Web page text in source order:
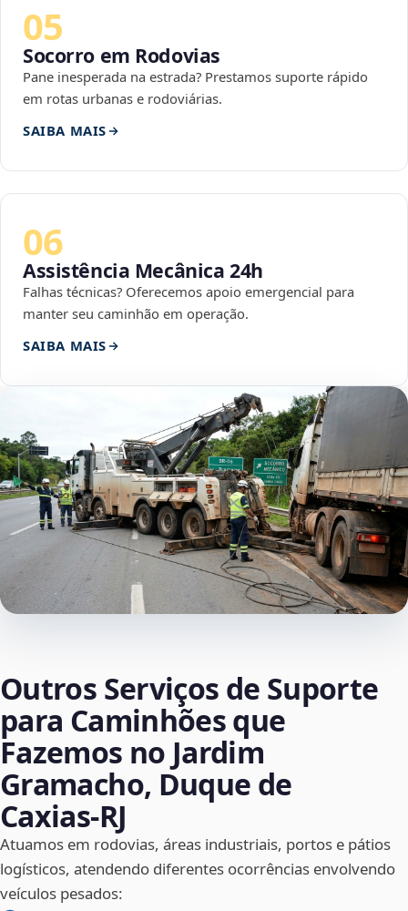
05
Socorro em Rodovias
Pane inesperada na estrada? Prestamos suporte rápido
em rotas urbanas e rodoviárias.
SAIBA MAIS
06
Assistência Mecânica 24h
Falhas técnicas? Oferecemos apoio emergencial para
manter seu caminhão em operação.
SAIBA MAIS
Outros Serviços de Suporte
para Caminhões que
Fazemos no Jardim
Gramacho, Duque de
Caxias‑RJ
Atuamos em rodovias, áreas industriais, portos e pátios
logísticos, atendendo diferentes ocorrências envolvendo
veículos pesados: